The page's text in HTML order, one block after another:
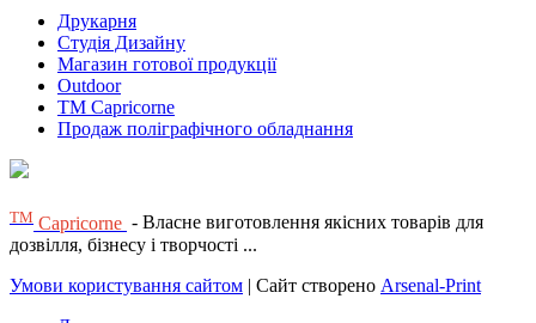
Друкарня
Студія Дизайну
Магазин готової продукції
Outdoor
TM Capricorne
Продаж поліграфічного обладнання
ТМ Capricorne - Власне виготовлення якісних товарів для
дозвілля, бізнесу і творчості ...
Умови користування сайтом | Сайт створено Arsenal-Print